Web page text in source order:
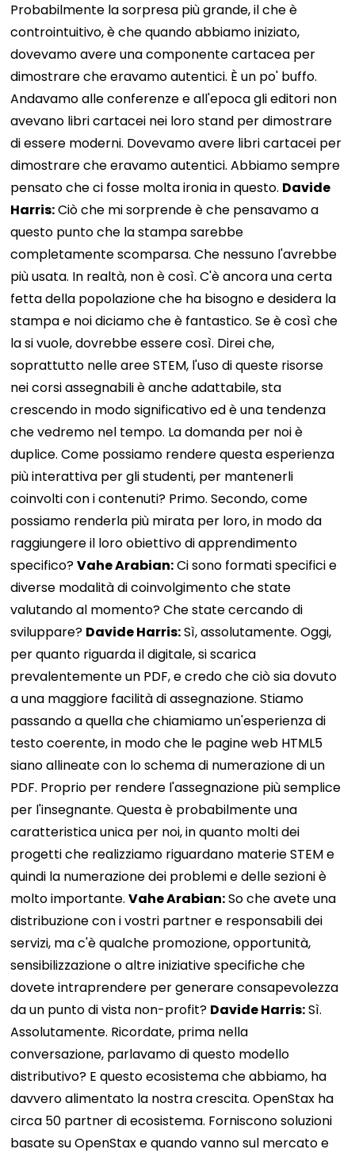
Probabilmente la sorpresa più grande, il che è
controintuitivo, è che quando abbiamo iniziato,
dovevamo avere una componente cartacea per
dimostrare che eravamo autentici. È un po' buffo.
Andavamo alle conferenze e all'epoca gli editori non
avevano libri cartacei nei loro stand per dimostrare
di essere moderni. Dovevamo avere libri cartacei per
dimostrare che eravamo autentici. Abbiamo sempre
pensato che ci fosse molta ironia in questo. Davide
Harris:Ciò che mi sorprende è che pensavamo a
questo punto che la stampa sarebbe
completamente scomparsa. Che nessuno l'avrebbe
più usata. In realtà, non è così. C'è ancora una certa
fetta della popolazione che ha bisogno e desidera la
stampa e noi diciamo che è fantastico. Se è così che
la si vuole, dovrebbe essere così. Direi che,
soprattutto nelle aree STEM, l'uso di queste risorse
nei corsi assegnabili è anche adattabile, sta
crescendo in modo significativo ed è una tendenza
che vedremo nel tempo. La domanda per noi è
duplice. Come possiamo rendere questa esperienza
più interattiva per gli studenti, per mantenerli
coinvolti con i contenuti? Primo. Secondo, come
possiamo renderla più mirata per loro, in modo da
raggiungere il loro obiettivo di apprendimento
specifico?Vahe Arabian:Ci sono formati specifici e
diverse modalità di coinvolgimento che state
valutando al momento? Che state cercando di
sviluppare? Davide Harris:Sì, assolutamente. Oggi,
per quanto riguarda il digitale, si scarica
prevalentemente un PDF, e credo che ciò sia dovuto
a una maggiore facilità di assegnazione. Stiamo
passando a quella che chiamiamo un'esperienza di
testo coerente, in modo che le pagine web HTML5
siano allineate con lo schema di numerazione di un
PDF. Proprio per rendere l'assegnazione più semplice
per l'insegnante. Questa è probabilmente una
caratteristica unica per noi, in quanto molti dei
progetti che realizziamo riguardano materie STEM e
quindi la numerazione dei problemi e delle sezioni è
molto importante.Vahe Arabian:So che avete una
distribuzione con i vostri partner e responsabili dei
servizi, ma c'è qualche promozione, opportunità,
sensibilizzazione o altre iniziative specifiche che
dovete intraprendere per generare consapevolezza
da un punto di vista non-profit? Davide Harris:Sì.
Assolutamente. Ricordate, prima nella
conversazione, parlavamo di questo modello
distributivo? E questo ecosistema che abbiamo, ha
davvero alimentato la nostra crescita. OpenStax ha
circa 50 partner di ecosistema. Forniscono soluzioni
basate su OpenStax e quando vanno sul mercato e